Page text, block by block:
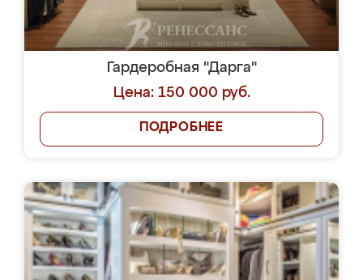
Гардеробная "Дарга"
Цена: 150 000 руб.
ПОДРОБНЕЕ